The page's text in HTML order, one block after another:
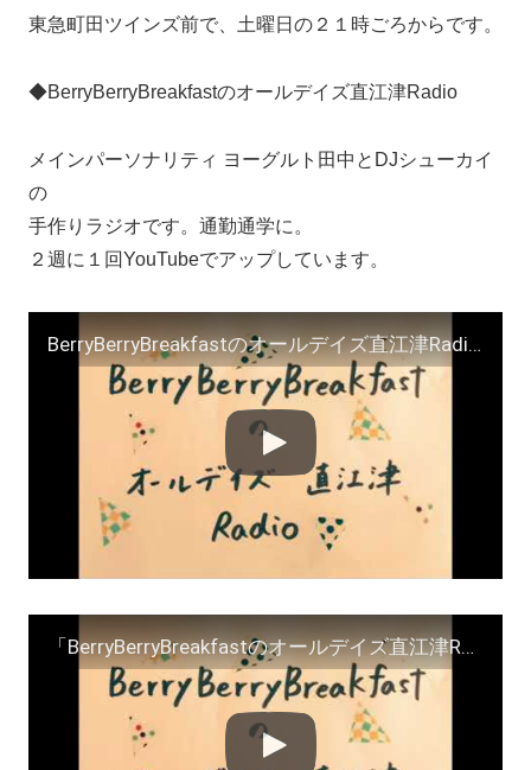
東急町田ツインズ前で、土曜日の２１時ごろからです。
◆BerryBerryBreakfastのオールデイズ直江津Radio
メインパーソナリティ ヨーグルト田中とDJシューカイ
の
手作りラジオです。通勤通学に。
２週に１回YouTubeでアップしています。
BerryBerryBreakfastのオールデイズ直江津Radio～第３０回 ヨーグルト田中 ＤＪシューカイ
「BerryBerryBreakfastのオールデイズ直江津Radio～第２９回」